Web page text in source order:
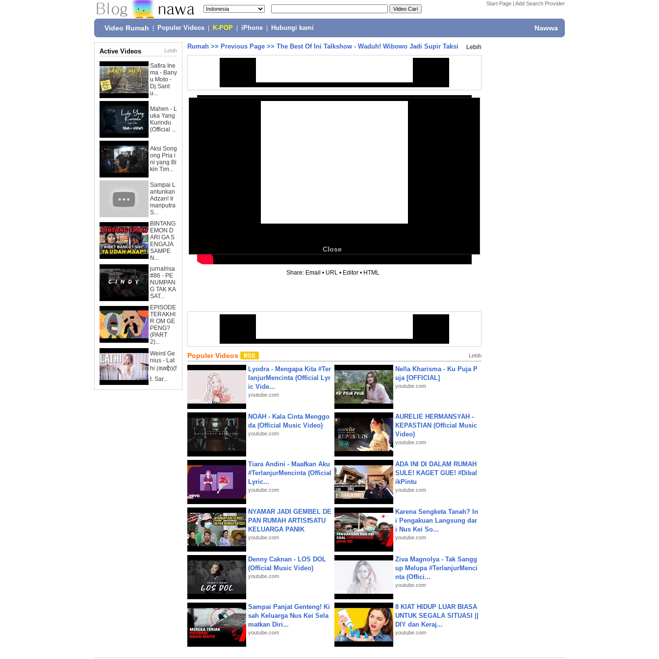
Start Page | Add Search Provider
Video Rumah Populer Videos K-POP iPhone Hubungi kami Nawwa
Active Videos Lebih
Safira Ine
ma - Bany
u Moto -
Dj Sant
u...
Mahen - L
uka Yang
Kurindu
(Official ...
Aksi Song
ong Pria i
ni yang Bi
kin Tim...
Sampai L
antunkan
Adzan! Ir
manputra
S...
BINTANG
EMON D
ARI GA S
ENGAJA
SAMPE
N...
jurnalrisa
#86 - PE
NUMPAN
G TAK KA
SAT...
EPISODE
TERAKHI
R OM GE
PENG?
(PART
2)...
Weird Ge
nius - Lat
hi (ꦭꦛꦶ)(f
t. Sar...
Rumah >> Previous Page >> The Best Of Ini Talkshow - Waduh! Wibowo Jadi Supir Taksi Lebih
Close
Share: Email • URL • Editor • HTML
Populer Videos Lebih
Lyodra - Mengapa Kita #Ter
lanjurMencinta (Official Lyr
ic Vide...
youtube.com
Nella Kharisma - Ku Puja P
uja [OFFICIAL]
youtube.com
NOAH - Kala Cinta Menggo
da (Official Music Video)
youtube.com
AURELIE HERMANSYAH -
KEPASTIAN (Official Music
Video)
youtube.com
Tiara Andini - Maafkan Aku
#TerlanjurMencinta (Official
Lyric...
youtube.com
ADA INI DI DALAM RUMAH
SULE! KAGET GUE! #Dibal
ikPintu
youtube.com
NYAMAR JADI GEMBEL DE
PAN RUMAH ARTIS❗SATU
KELUARGA PANIK
youtube.com
Karena Sengketa Tanah? In
i Pengakuan Langsung dar
i Nus Kei So...
youtube.com
Denny Caknan - LOS DOL
(Official Music Video)
youtube.com
Ziva Magnolya - Tak Sangg
up Melupa #TerlanjurMenci
nta (Offici...
youtube.com
Sampai Panjat Genteng! Ki
sah Keluarga Nus Kei Sela
matkan Diri...
youtube.com
8 KIAT HIDUP LUAR BIASA
UNTUK SEGALA SITUASI ||
DIY dan Keraj...
youtube.com